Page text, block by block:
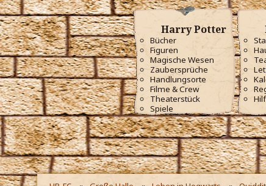
Harry Potter
Bücher
Figuren
Magische Wesen
Zaubersprüche
Handlungsorte
Filme & Crew
Theaterstück
Spiele